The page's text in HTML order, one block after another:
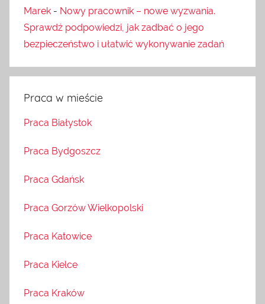
Marek - Nowy pracownik – nowe wyzwania.
Sprawdź podpowiedzi, jak zadbać o jego
bezpieczeństwo i ułatwić wykonywanie zadań
Praca w mieście
Praca Białystok
Praca Bydgoszcz
Praca Gdańsk
Praca Gorzów Wielkopolski
Praca Katowice
Praca Kielce
Praca Kraków